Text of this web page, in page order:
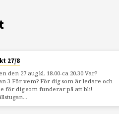
27/8
den 27 aug kl. 18.00-ca 20.30 Var?
3 För vem? För dig som är ledare och
för dig som funderar på att bli!